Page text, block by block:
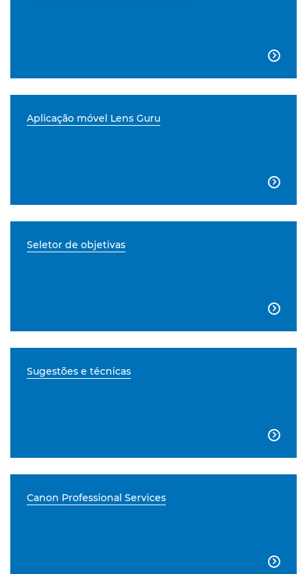

Aplicação móvel Lens Guru

Seletor de objetivas

Sugestões e técnicas

Canon Professional Services
